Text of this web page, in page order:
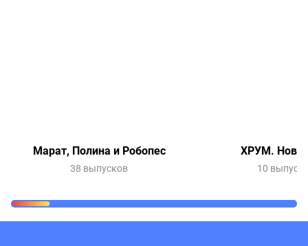
Марат, Полина и Робопес
38 выпусков
ХРУМ.
10